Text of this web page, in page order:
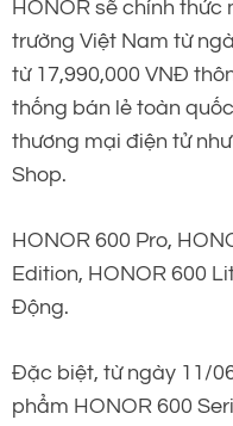
HONOR sẽ chính thức
trường Việt Nam từ
từ 17,990,000 VNĐ
thống bán lẻ toàn
thương mại điện tử
Shop.
HONOR 600 Pro,
Edition, HONOR 600
Động.
Đặc biệt, từ ngày 11/
phẩm HONOR 600